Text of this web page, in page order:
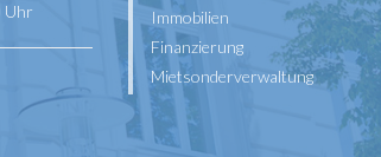
Uhr
Immobilien
Finanzierung
Mietsonderverwaltung